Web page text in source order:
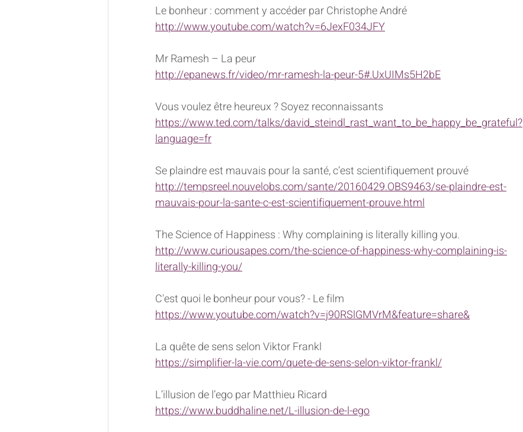
Le bonheur : comment y accéder par Christophe André
http://www.youtube.com/watch?v=6JexF034JFY
Mr Ramesh – La peur
http://epanews.fr/video/mr-ramesh-la-peur-5#.UxUIMs5H2bE
Vous voulez être heureux ? Soyez reconnaissants
https://www.ted.com/talks/david_steindl_rast_want_to_be_happy_be_grateful?
language=fr
Se plaindre est mauvais pour la santé, c’est scientifiquement prouvé
http://tempsreel.nouvelobs.com/sante/20160429.OBS9463/se-plaindre-est-
mauvais-pour-la-sante-c-est-scientifiquement-prouve.html
The Science of Happiness : Why complaining is literally killing you.
http://www.curiousapes.com/the-science-of-happiness-why-complaining-is-
literally-killing-you/
C'est quoi le bonheur pour vous? - Le film
https://www.youtube.com/watch?v=j90RSlGMVrM&feature=share&
La quête de sens selon Viktor Frankl
https://simplifier-la-vie.com/quete-de-sens-selon-viktor-frankl/
L’illusion de l’ego par Matthieu Ricard
https://www.buddhaline.net/L-illusion-de-l-ego